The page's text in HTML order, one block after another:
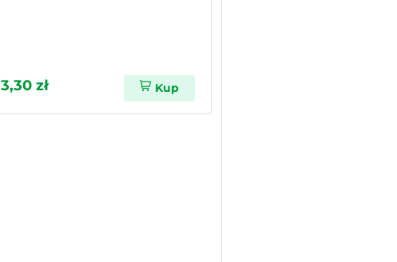
3,30 zł Kup